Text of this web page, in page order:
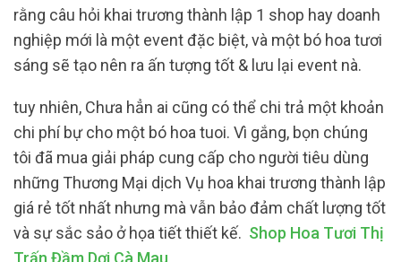
rằng câu hỏi khai trương thành lập 1 shop hay doanh
nghiệp mới là một event đặc biệt, và một bó hoa tươi
sáng sẽ tạo nên ra ấn tượng tốt & lưu lại event nà.
tuy nhiên, Chưa hẳn ai cũng có thể chi trả một khoản
chi phí bự cho một bó hoa tuoi. Vì gắng, bọn chúng
tôi đã mua giải pháp cung cấp cho người tiêu dùng
những Thương Mại dịch Vụ hoa khai trương thành lập
giá rẻ tốt nhất nhưng mà vẫn bảo đảm chất lượng tốt
và sự sắc sảo ở họa tiết thiết kế. Shop Hoa Tươi Thị
Trấn Đầm Dơi Cà Mau